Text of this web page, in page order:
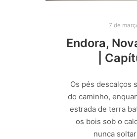
7 de
Endora,
|
Os pés descalços
do caminho,
estrada de terra
os bois sob o
nunca